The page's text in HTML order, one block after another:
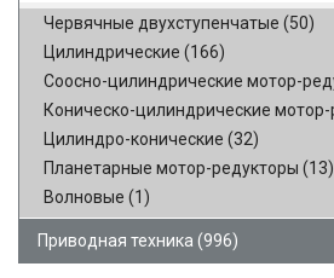
Червячные двухступенчатые (50)
Цилиндрические (166)
Соосно-цилиндрические мотор-
Коническо-цилиндрические
Цилиндро-конические (32)
Планетарные мотор-редукторы (13)
Волновые (1)
Приводная техника (996)